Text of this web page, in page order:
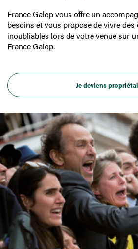
France Galop vous offre un
besoins et vous propose de vivre des
inoubliables lors de votre venue sur
France Galop.
Je deviens